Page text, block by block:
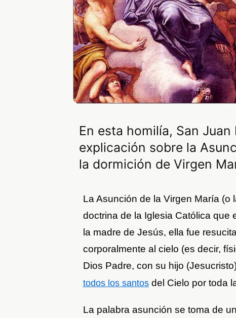
En esta homilía, San
explicación sobre la
la dormición de Virgen
La Asunción de la Virgen María (o
doctrina de la Iglesia Católica que
la madre de Jesús, ella fue
corporalmente al cielo (es decir,
Dios Padre, con su hijo
todos los santosdel Cielo por toda
La palabra asunción se toma de